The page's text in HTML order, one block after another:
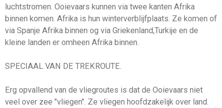
luchtstromen. Ooievaars kunnen via twee kanten Afrika
binnen komen. Afrika is hun winterverblijfplaats. Ze komen of
via Spanje Afrika binnen og via Griekenland,Turkije en de
kleine landen er omheen Afrika binnen.
SPECIAAL VAN DE TREKROUTE.
Erg opvallend van de vliegroutes is dat de Ooievaars niet
veel over zee "vliegen". Ze vliegen hoofdzakelijk over land.